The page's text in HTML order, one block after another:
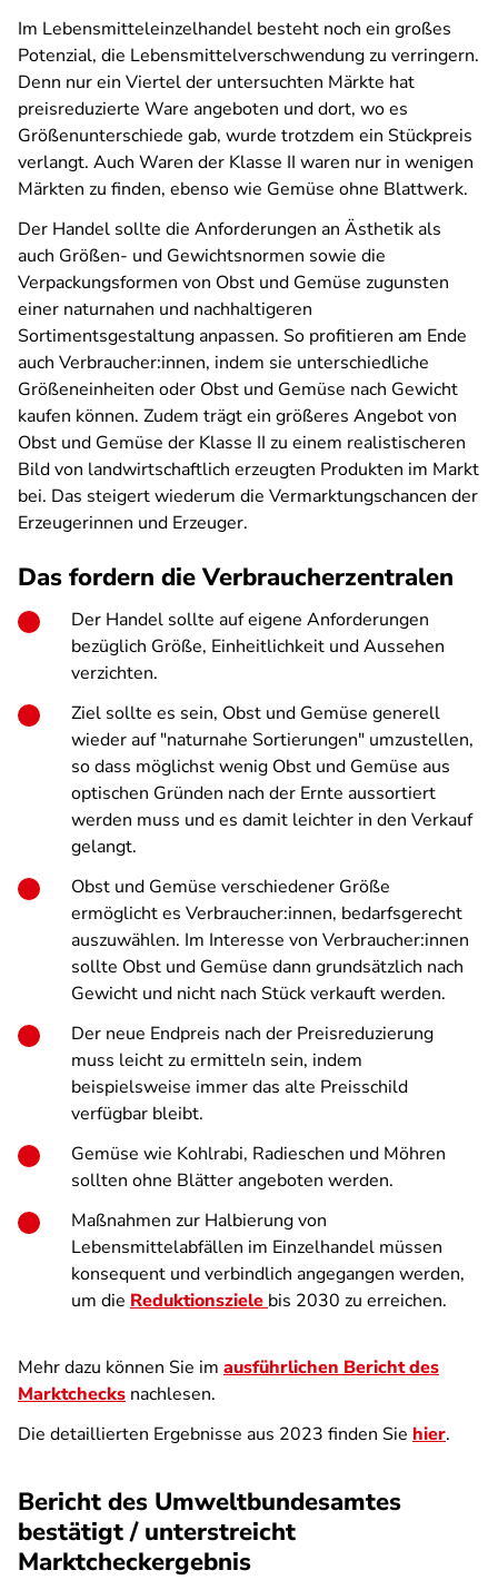
Im Lebensmitteleinzelhandel besteht noch ein großes
Potenzial, die Lebensmittelverschwendung zu verringern.
Denn nur ein Viertel der untersuchten Märkte hat
preisreduzierte Ware angeboten und dort, wo es
Größenunterschiede gab, wurde trotzdem ein Stückpreis
verlangt. Auch Waren der Klasse II waren nur in wenigen
Märkten zu finden, ebenso wie Gemüse ohne Blattwerk.
Der Handel sollte die Anforderungen an Ästhetik als
auch Größen- und Gewichtsnormen sowie die
Verpackungsformen von Obst und Gemüse zugunsten
einer naturnahen und nachhaltigeren
Sortimentsgestaltung anpassen. So profitieren am Ende
auch Verbraucher:innen, indem sie unterschiedliche
Größeneinheiten oder Obst und Gemüse nach Gewicht
kaufen können. Zudem trägt ein größeres Angebot von
Obst und Gemüse der Klasse II zu einem realistischeren
Bild von landwirtschaftlich erzeugten Produkten im Markt
bei. Das steigert wiederum die Vermarktungschancen der
Erzeugerinnen und Erzeuger.
Das fordern die Verbraucherzentralen
Der Handel sollte auf eigene Anforderungen
bezüglich Größe, Einheitlichkeit und Aussehen
verzichten.
Ziel sollte es sein, Obst und Gemüse generell
wieder auf "naturnahe Sortierungen" umzustellen,
so dass möglichst wenig Obst und Gemüse aus
optischen Gründen nach der Ernte aussortiert
werden muss und es damit leichter in den Verkauf
gelangt.
Obst und Gemüse verschiedener Größe
ermöglicht es Verbraucher:innen, bedarfsgerecht
auszuwählen. Im Interesse von Verbraucher:innen
sollte Obst und Gemüse dann grundsätzlich nach
Gewicht und nicht nach Stück verkauft werden.
Der neue Endpreis nach der Preisreduzierung
muss leicht zu ermitteln sein, indem
beispielsweise immer das alte Preisschild
verfügbar bleibt.
Gemüse wie Kohlrabi, Radieschen und Möhren
sollten ohne Blätter angeboten werden.
Maßnahmen zur Halbierung von
Lebensmittelabfällen im Einzelhandel müssen
konsequent und verbindlich angegangen werden,
um die Reduktionsziele bis 2030 zu erreichen.
Mehr dazu können Sie im ausführlichen Bericht des
Marktchecks nachlesen.
Die detaillierten Ergebnisse aus 2023 finden Sie hier.
Bericht des Umweltbundesamtes
bestätigt / unterstreicht
Marktcheckergebnis